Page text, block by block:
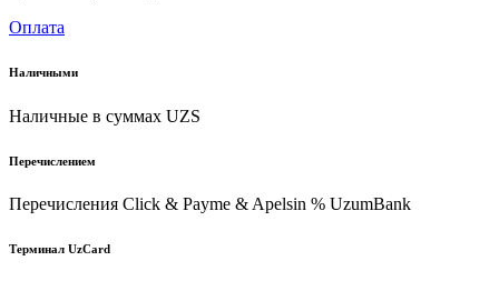
Оплата
Наличными
Наличные в суммах UZS
Перечислением
Перечисления Click & Payme & Apelsin % UzumBank
Терминал UzCard